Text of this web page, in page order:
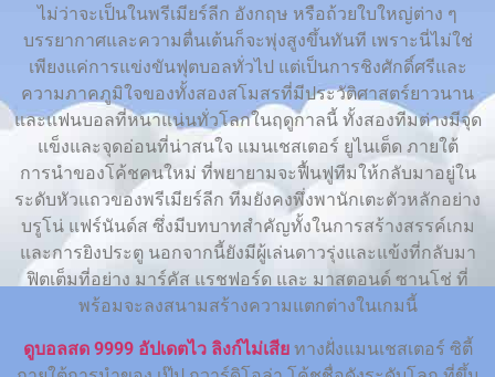
ไม่ว่าจะเป็นในพรีเมียร์ลีก อังกฤษ หรือถ้วยใบใหญ่ต่าง ๆ
บรรยากาศและความตื่นเต้นก็จะพุ่งสูงขึ้นทันที เพราะนี่ไม่ใช่
เพียงแค่การแข่งขันฟุตบอลทั่วไป แต่เป็นการชิงศักดิ์ศรีและ
ความภาคภูมิใจของทั้งสองสโมสรที่มีประวัติศาสตร์ยาวนาน
และแฟนบอลที่หนาแน่นทั่วโลกในฤดูกาลนี้ ทั้งสองทีมต่างมีจุด
แข็งและจุดอ่อนที่น่าสนใจ แมนเชสเตอร์ ยูไนเต็ด ภายใต้
การนำของโค้ชคนใหม่ ที่พยายามจะฟื้นฟูทีมให้กลับมาอยู่ใน
ระดับหัวแถวของพรีเมียร์ลีก ทีมยังคงพึ่งพานักเตะตัวหลักอย่าง
บรูโน่ แฟร์นันด์ส ซึ่งมีบทบาทสำคัญทั้งในการสร้างสรรค์เกม
และการยิงประตู นอกจากนี้ยังมีผู้เล่นดาวรุ่งและแข้งที่กลับมา
ฟิตเต็มที่อย่าง มาร์คัส แรชฟอร์ด และ มาสตอนด์ ซานโช่ ที่
พร้อมจะลงสนามสร้างความแตกต่างในเกมนี้
ดูบอลสด 9999 อัปเดตไว ลิงก์ไม่เสียทางฝั่งแมนเชสเตอร์ ซิตี้